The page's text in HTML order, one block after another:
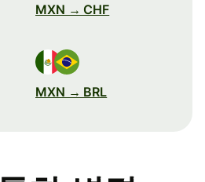
MXN → CHF
MXN → BRL